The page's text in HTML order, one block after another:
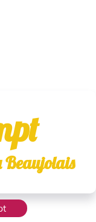
Beaujolais